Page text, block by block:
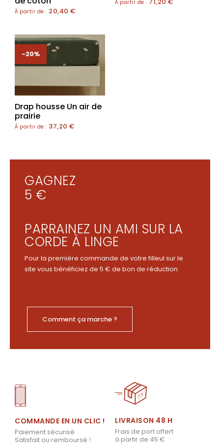
À partir de : 20,40 €
À partir de :
-20%
Drap housse Un air de
prairie
À partir de : 37,20 €
GAGNEZ
5 €
PARRAINEZ UN AMI SUR LA
CORDE À LINGE
Pour la première commande de votre filleul sur le
site vous bénéficiez de 5 € de bon de réduction
Comment ça marche ?
COMMANDE EN UN CLIC !
Paiement sécurisé
Satisfait ou remboursé !
LIVRAISON 48 H
Frais de port offert
à partir de 45 €